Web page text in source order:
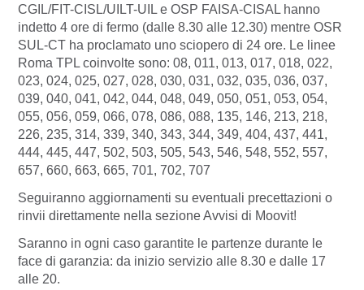
CGIL/FIT-CISL/UILT-UIL e OSP FAISA-CISAL hanno
indetto 4 ore di fermo (dalle 8.30 alle 12.30) mentre OSR
SUL-CT ha proclamato uno sciopero di 24 ore. Le linee
Roma TPL coinvolte sono: 08, 011, 013, 017, 018, 022,
023, 024, 025, 027, 028, 030, 031, 032, 035, 036, 037,
039, 040, 041, 042, 044, 048, 049, 050, 051, 053, 054,
055, 056, 059, 066, 078, 086, 088, 135, 146, 213, 218,
226, 235, 314, 339, 340, 343, 344, 349, 404, 437, 441,
444, 445, 447, 502, 503, 505, 543, 546, 548, 552, 557,
657, 660, 663, 665, 701, 702, 707
Seguiranno aggiornamenti su eventuali precettazioni o
rinvii direttamente nella sezione Avvisi di Moovit!
Saranno in ogni caso garantite le partenze durante le
face di garanzia: da inizio servizio alle 8.30 e dalle 17
alle 20.